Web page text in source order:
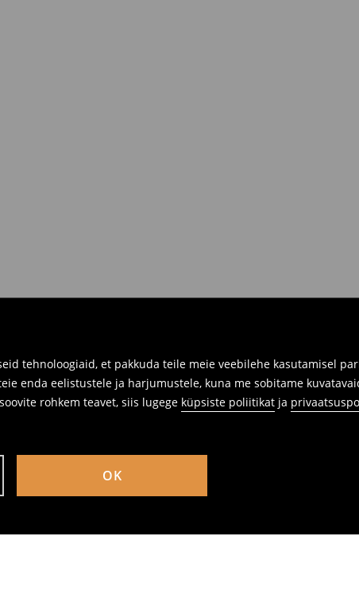
tehnoloogiaid, et pakkuda teile meie veebilehe kasutamisel
enda eelistustele ja harjumustele, kuna me sobitame
rohkem teavet, siis lugege küpsiste poliitikat ja
OK